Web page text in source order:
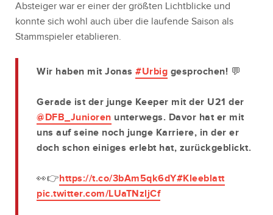
Absteiger war er einer der größten Lichtblicke und
konnte sich wohl auch über die laufende Saison als
Stammspieler etablieren.
Wir haben mit Jonas #Urbig gesprochen! 💬
Gerade ist der junge Keeper mit der U21 der
@DFB_Junioren unterwegs. Davor hat er mit
uns auf seine noch junge Karriere, in der er
doch schon einiges erlebt hat, zurückgeblickt.
👀👉https://t.co/3bAm5qk6dY#Kleeblatt
pic.twitter.com/LUaTNzljCf